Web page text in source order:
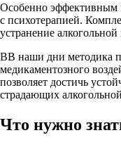
Особенно эффективным
с психотерапией.
устранение алкогольной
ВВ наши дни методика
медикаментозного
позволяет достичь
страдающих
Что нужно